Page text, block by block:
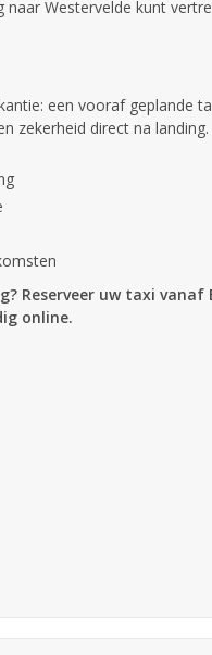
Westervelde kunt
een vooraf geplande
zekerheid direct na landing.
Reserveer uw taxi vanaf
online.